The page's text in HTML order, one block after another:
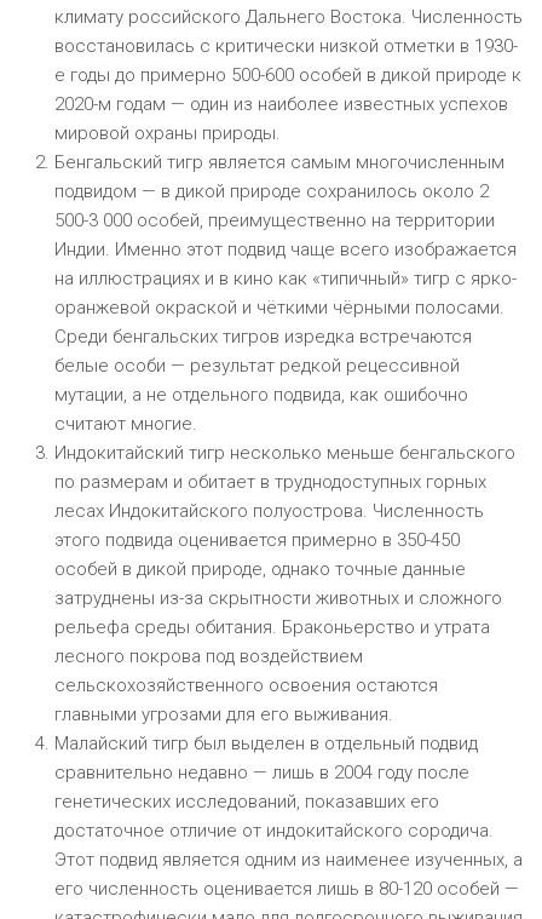
климату российского Дальнего Востока. Численность
восстановилась с критически низкой отметки в 1930-
е годы до примерно 500-600 особей в дикой природе к
2020-м годам — один из наиболее известных успехов
мировой охраны природы.
Бенгальский тигр является самым многочисленным
подвидом — в дикой природе сохранилось около 2
500-3 000 особей, преимущественно на территории
Индии. Именно этот подвид чаще всего изображается
на иллюстрациях и в кино как «типичный» тигр с ярко-
оранжевой окраской и чёткими чёрными полосами.
Среди бенгальских тигров изредка встречаются
белые особи — результат редкой рецессивной
мутации, а не отдельного подвида, как ошибочно
считают многие.
Индокитайский тигр несколько меньше бенгальского
по размерам и обитает в труднодоступных горных
лесах Индокитайского полуострова. Численность
этого подвида оценивается примерно в 350-450
особей в дикой природе, однако точные данные
затруднены из-за скрытности животных и сложного
рельефа среды обитания. Браконьерство и утрата
лесного покрова под воздействием
сельскохозяйственного освоения остаются
главными угрозами для его выживания.
Малайский тигр был выделен в отдельный подвид
сравнительно недавно — лишь в 2004 году после
генетических исследований, показавших его
достаточное отличие от индокитайского сородича.
Этот подвид является одним из наименее изученных, а
его численность оценивается лишь в 80-120 особей —